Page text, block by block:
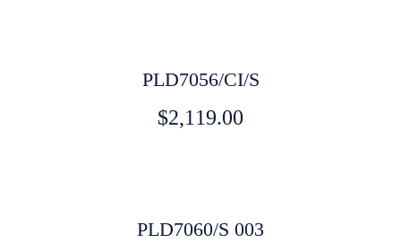
PLD7056/CI/S
$2,119.00
PLD7060/S 003